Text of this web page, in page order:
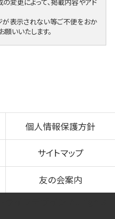
が表示されない等ご不便をおか
願いいたします。
個人情報保護方針
サイトマップ
友の会案内